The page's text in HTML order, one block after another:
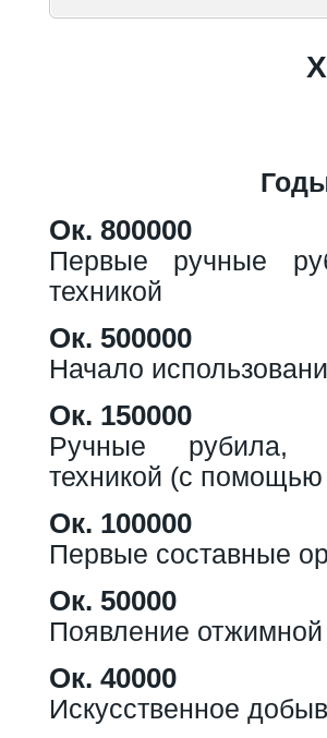
Ок. 800000
Первые ручные
техникой
Ок. 500000
Начало
Ок. 150000
Ручные рубила,
техникой (с помощью
Ок. 100000
Первые составные
Ок. 50000
Появление отжимной
Ок. 40000
Искусственное